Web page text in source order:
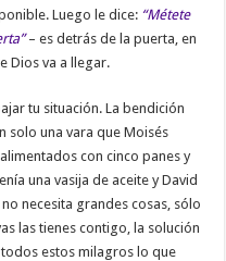
Luego le dice: “Métete
– es detrás de la puerta, en
Dios va a llegar.
tu situación. La bendición
solo una vara que Moisés
con cinco panes y
una vasija de aceite y David
necesita grandes cosas, sólo
las tienes contigo, la solución
estos milagros lo que